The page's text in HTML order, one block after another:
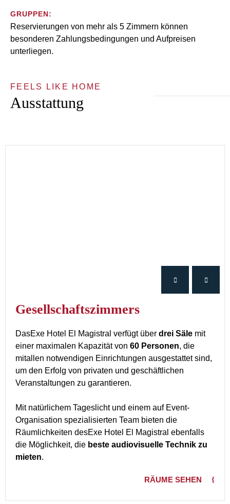
GRUPPEN:
Reservierungen von mehr als 5 Zimmern können
besonderen Zahlungsbedingungen und Aufpreisen
unterliegen.
FEELS LIKE HOME
Ausstattung
Gesellschaftszimmers
DasExe Hotel El Magistral verfügt über drei Säle mit
einer maximalen Kapazität von 60 Personen, die
mitallen notwendigen Einrichtungen ausgestattet sind,
um den Erfolg von privaten und geschäftlichen
Veranstaltungen zu garantieren.
Mit natürlichem Tageslicht und einem auf Event-
Organisation spezialisierten Team bieten die
Räumlichkeiten desExe Hotel El Magistral ebenfalls
die Möglichkeit, die beste audiovisuelle Technik zu
mieten.
RÄUME SEHEN